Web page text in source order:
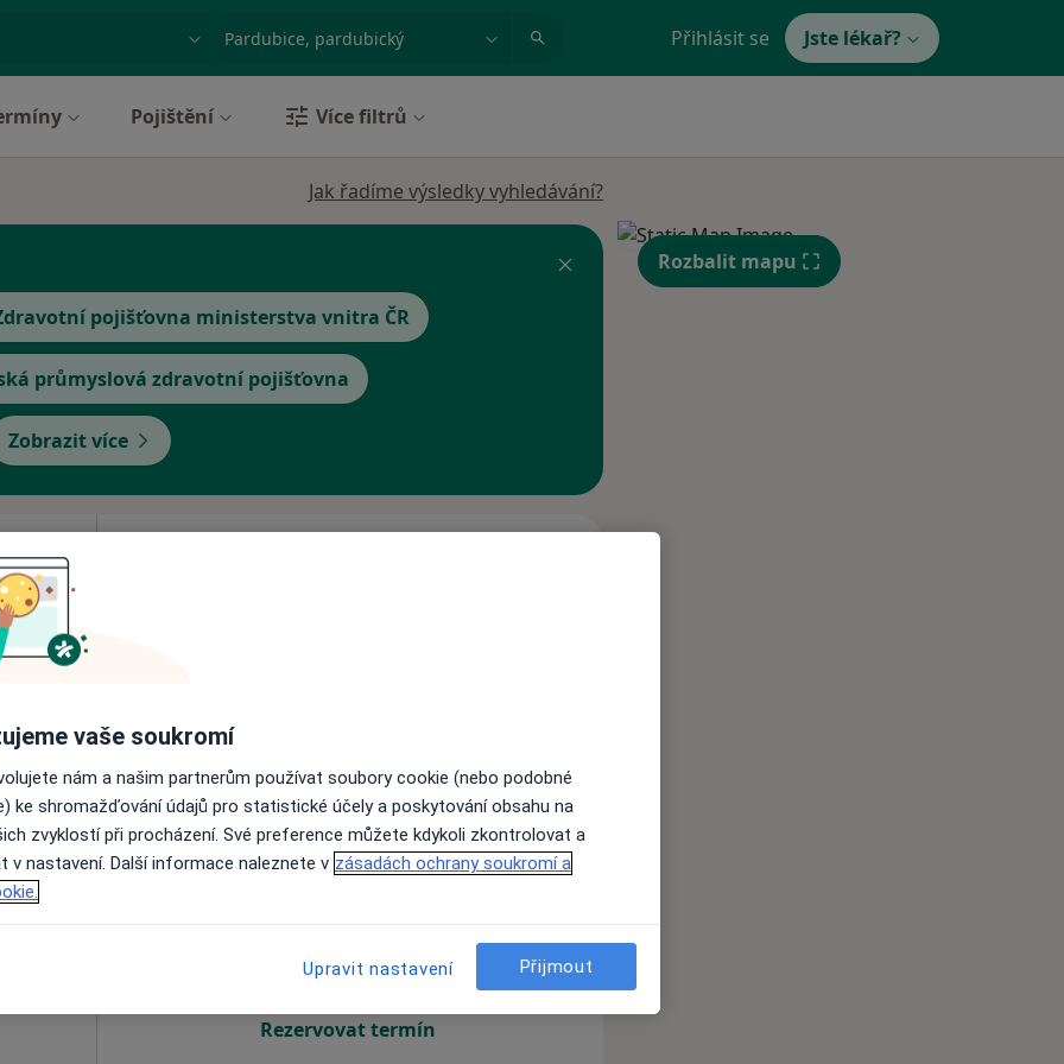
nemoc nebo příjmení Přihlásit se Jste lékař?
Pojištění Více filtrů
Jak řadíme výsledky vyhledávání?
pojišťovna ministerstva vnitra ČR
průmyslová zdravotní pojišťovna
Zobrazit více
Více
MDDr. Petr Šabata, s.r.o. - Zubař Pardubice, Dentální hygiena Pardubice
490 kč
So Ne
Online rezervace termínu není k dispozici
Rezervovat termín
Rozbalit mapu
vaše soukromí
nám a našim partnerům používat soubory cookie (nebo podobné
ke shromažďování údajů pro statistické účely a poskytování obsahu na
zvyklostí při procházení. Své preference můžete kdykoli zkontrolovat a
v nastavení. Další informace naleznete v zásadách ochrany soukromí a
Upravit nastavení Přijmout